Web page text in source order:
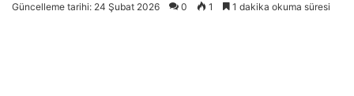
Güncelleme tarihi: 24 Şubat 2026 0 1 1 dakika okuma süresi